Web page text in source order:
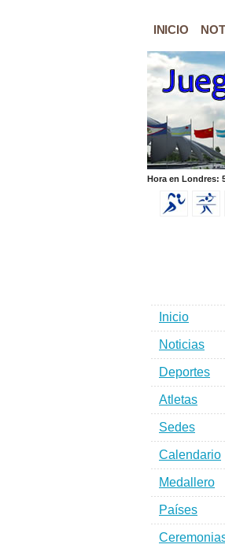
INICIO
Hora en Londres:
Inicio
Noticias
Deportes
Atletas
Sedes
Calendario
Medallero
Países